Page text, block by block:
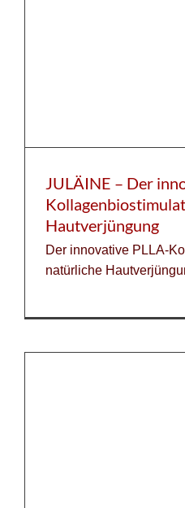
JULÄINE – Der
Hautverjüngung
Der innovative PLLA-
natürliche